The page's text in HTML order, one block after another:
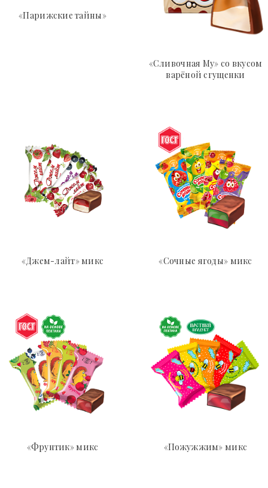
«Парижские тайны»
«Сливочная Му» со вкусом
варёной сгущенки
«Джем-лайт» микс «Сочные ягоды» микс
«Фрунтик» микс «Пожужжим» микс